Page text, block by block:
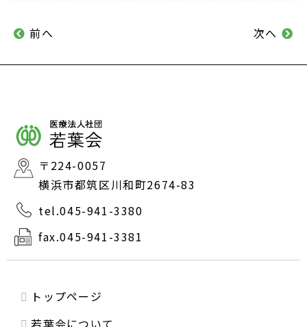
前へ 次へ
〒224-0057
横浜市都筑区川和町2674-83
tel.045-941-3380
fax.045-941-3381
トップページ
若葉会について